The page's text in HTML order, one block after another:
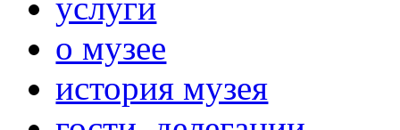
о музее
история музея